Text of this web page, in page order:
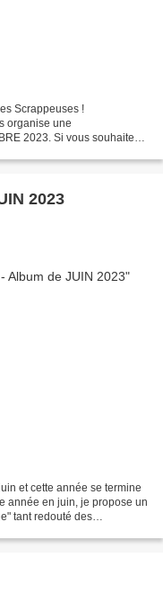
Scrappeuses !
organise une
2023. Si vous souhaitez
2023
et cette année se termine
année en juin, je propose un
tant redouté des